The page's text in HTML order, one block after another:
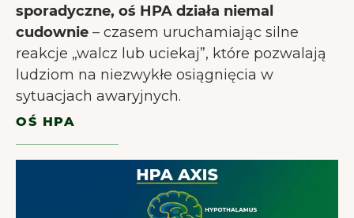
sporadyczne, oś HPA działa niemal
cudownie – czasem uruchamiając silne
reakcje „walcz lub uciekaj”, które pozwalają
ludziom na niezwykłe osiągnięcia w
sytuacjach awaryjnych.
OŚ HPA